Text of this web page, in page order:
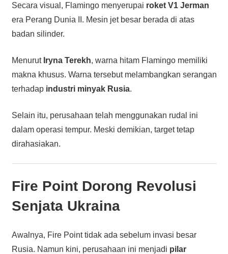
Secara visual, Flamingo menyerupai roket V1 Jerman
era Perang Dunia II. Mesin jet besar berada di atas
badan silinder.
Menurut Iryna Terekh, warna hitam Flamingo memiliki
makna khusus. Warna tersebut melambangkan serangan
terhadap industri minyak Rusia.
Selain itu, perusahaan telah menggunakan rudal ini
dalam operasi tempur. Meski demikian, target tetap
dirahasiakan.
Fire Point Dorong Revolusi
Senjata Ukraina
Awalnya, Fire Point tidak ada sebelum invasi besar
Rusia. Namun kini, perusahaan ini menjadi pilar